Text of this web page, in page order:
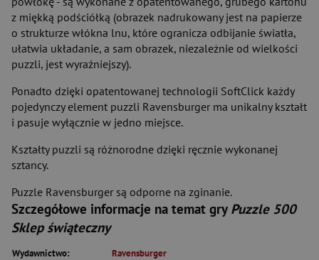
z miękką podściółką (obrazek nadrukowany jest na papierze
o strukturze włókna lnu, które ogranicza odbijanie światła,
ułatwia układanie, a sam obrazek, niezależnie od wielkości
puzzli, jest wyraźniejszy).
Ponadto dzięki opatentowanej technologii SoftClick każdy
pojedynczy element puzzli Ravensburger ma unikalny kształt
i pasuje wyłącznie w jedno miejsce.
Kształty puzzli są różnorodne dzięki ręcznie wykonanej
sztancy.
Puzzle Ravensburger są odporne na zginanie.
Szczegółowe informacje na temat gry Puzzle 500
Sklep świąteczny
Wydawnictwo:
Ravensburger